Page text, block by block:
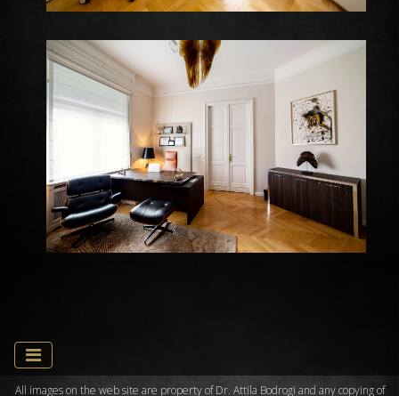
All images on the web site are property of Dr. Attila Bodrogi and any copying of